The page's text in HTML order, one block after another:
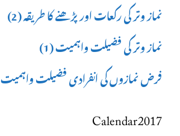
نماز وتر کی رکعات اور پڑھنے کا طریقہ (2)
نماز وتر کی فضیلت واہمیت (1)
فرض نمازوں کی انفرادی فضیلت واہمیت
Calendar 2017